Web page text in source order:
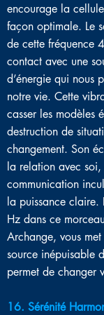
encourage la
façon optimale. Le
de cette fréquence
contact avec une
d’énergie qui nous
notre vie. Cette
casser les modèles
destruction de
changement. Son
la relation avec
communication
la puissance
Hz dans ce
Archange, vous
source inépuisable
permet de changer
16. Sérénité